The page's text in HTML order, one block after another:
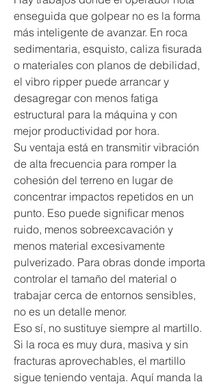
enseguida que golpear no es la forma
más inteligente de avanzar. En roca
sedimentaria, esquisto, caliza fisurada
o materiales con planos de debilidad,
el vibro ripper puede arrancar y
desagregar con menos fatiga
estructural para la máquina y con
mejor productividad por hora.
Su ventaja está en transmitir vibración
de alta frecuencia para romper la
cohesión del terreno en lugar de
concentrar impactos repetidos en un
punto. Eso puede significar menos
ruido, menos sobreexcavación y
menos material excesivamente
pulverizado. Para obras donde importa
controlar el tamaño del material o
trabajar cerca de entornos sensibles,
no es un detalle menor.
Eso sí, no sustituye siempre al martillo.
Si la roca es muy dura, masiva y sin
fracturas aprovechables, el martillo
sigue teniendo ventaja. Aquí manda la